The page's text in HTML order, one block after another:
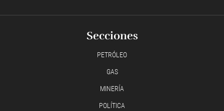
Secciones
PETRÓLEO
GAS
MINERÍA
POLÍTICA